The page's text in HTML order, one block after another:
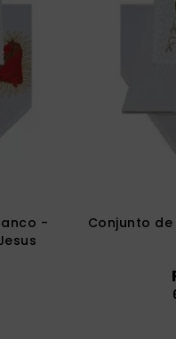
-
Conjunto